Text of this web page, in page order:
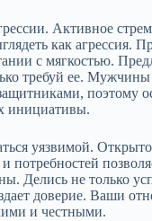
Активное
как агрессия.
с мягкостью.
требуй ее. Мужчины
поэтому
инициативы.
уязвимой.
Делись не только
доверие. Ваши
и честными.